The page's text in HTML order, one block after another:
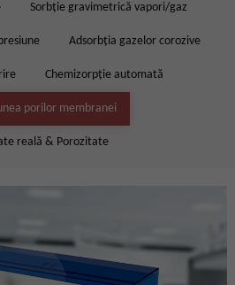
Sorbție gravimetrică vapori/gaz
Adsorbția gazelor corozive
Chemizorpție automată
porilor membranei
reală & Porozitate